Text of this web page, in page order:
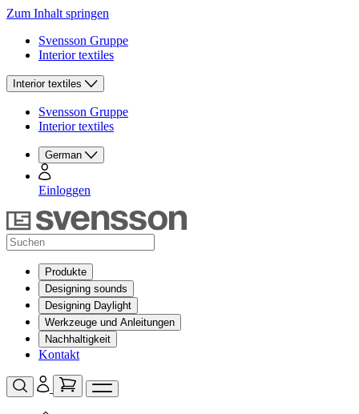
Zum Inhalt springen
Svensson Gruppe
Interior textiles
Interior textiles
Svensson Gruppe
Interior textiles
German
Einloggen
Produkte
Designing sounds
Designing Daylight
Werkzeuge und Anleitungen
Nachhaltigkeit
Kontakt